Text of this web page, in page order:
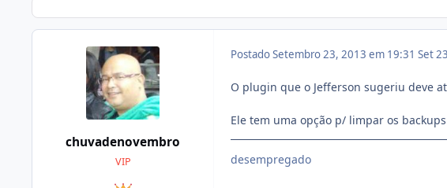
chuvadenovembro
VIP
PostadoSetembro 23, 2013 em 19:31 Set
O plugin que o Jefferson sugeriu deve
Ele tem uma opção p/ limpar os
desempregado